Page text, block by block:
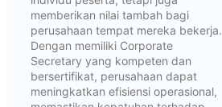
memberikan nilai tambah bagi
perusahaan tempat mereka bekerja.
Dengan memiliki Corporate
Secretary yang kompeten dan
bersertifikat, perusahaan dapat
meningkatkan efisiensi operasional,